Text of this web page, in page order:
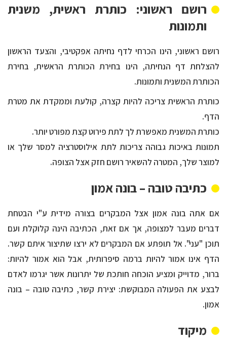
רושם ראשוני: כותרת ראשית, משנית
ותמונות
רושם ראשוני, הינו הכרחי לדף נחיתה אפקטיבי, והצעד הראשון
להצלחת דף הנחיתה, הינו בחירת הכותרת הראשית, בחירת
הכותרת המשנית ותמונות.
כותרת הראשית צריכה להיות קצרה, קולעת וממקדת את מטרת
הדף.
כותרת המשנית מאפשרת לך לתת פירוט קצת מפורט יותר.
תמונות באיכות גבוהה צריכות לתת אילוסטרציה למסר שלך או
למוצר שלך, המטרה להשאיר רושם חזק אצל הצופה.
כתיבה טובה – בונה אמון
אם אתה בונה אמון אצל המבקרים בצורה מידית ע"י הבטחת
דברים מעבר למצופה, אך אם זאת, הכתיבה הינה קלוקלת ועם
תוכן "עני". אל תופתע אם המבקרים לא ירצו שתיצור איתם קשר.
הדף אינו אמור להיות ברמה סיפרותית, אבל הוא אמור להיות:
ברור, מדוייק ומציע הוכחה חותכת של יתרונות אשר יגרמו לאדם
לבצע את הפעולה המבוקשת: יצירת קשר, כתיבה טובה – בונה
אמון.
מיקוד